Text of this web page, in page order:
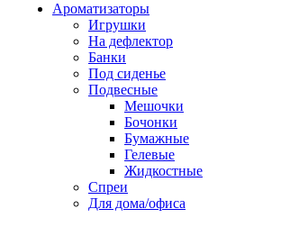
Ароматизаторы
Игрушки
На дефлектор
Банки
Под сиденье
Подвесные
Мешочки
Бочонки
Бумажные
Гелевые
Жидкостные
Спреи
Для дома/офиса